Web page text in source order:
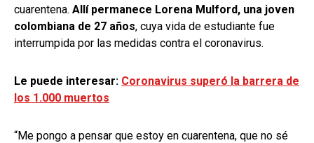
cuarentena. Allí permanece Lorena Mulford, una joven
colombiana de 27 años, cuya vida de estudiante fue
interrumpida por las medidas contra el coronavirus.
Le puede interesar: Coronavirus superó la barrera de
los 1.000 muertos
“Me pongo a pensar que estoy en cuarentena, que no sé